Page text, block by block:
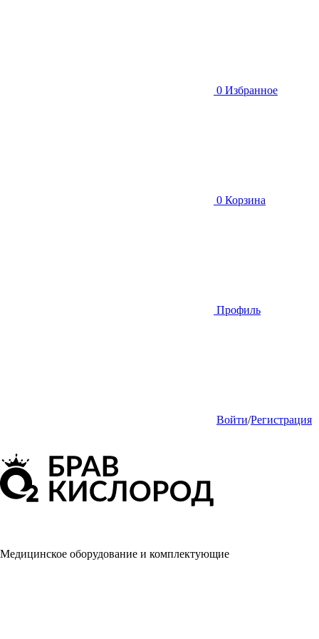
0 Избранное
0 Корзина
Профиль
Войти/Регистрация
Медицинское оборудование и комплектующие